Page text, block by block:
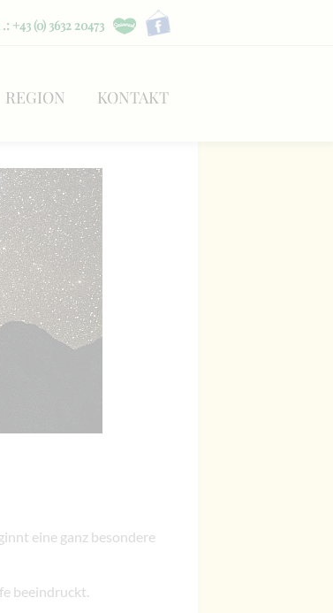
+43 (0) 3632 20473
REGION KONTAKT
eine ganz besondere
beeindruckt.